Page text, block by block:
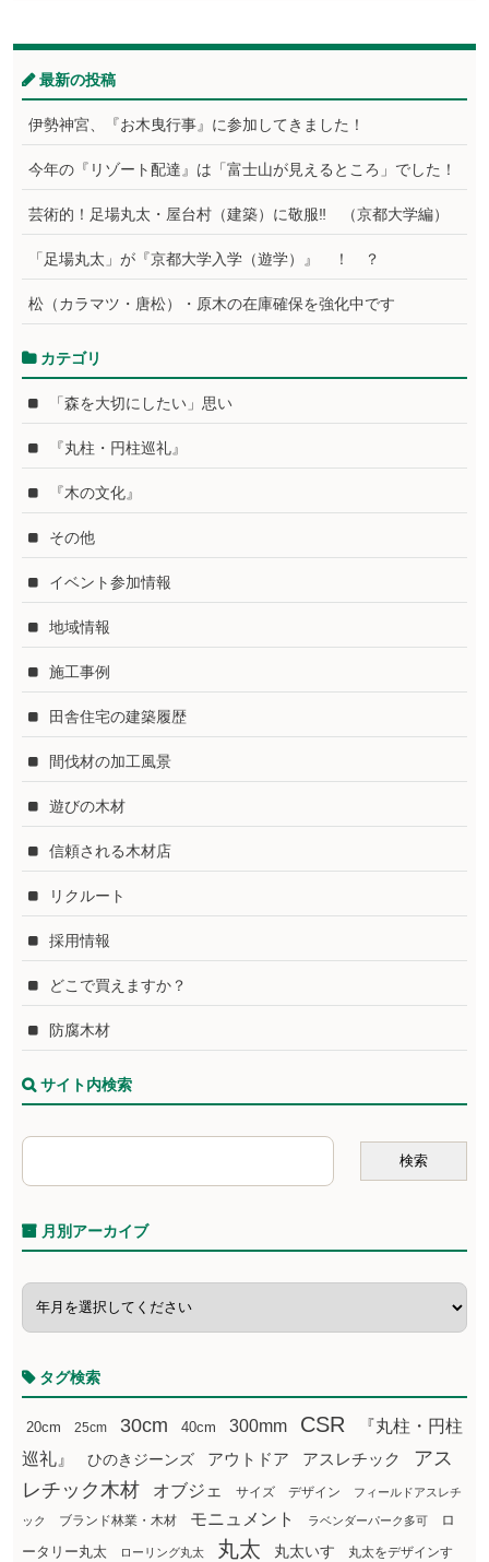
最新の投稿
伊勢神宮、『お木曳行事』に参加してきました！
今年の『リゾート配達』は「富士山が見えるところ」でした！
芸術的！足場丸太・屋台村（建築）に敬服‼ （京都大学編）
「足場丸太」が『京都大学入学（遊学）』 ！ ？
松（カラマツ・唐松）・原木の在庫確保を強化中です
カテゴリ
「森を大切にしたい」思い
『丸柱・円柱巡礼』
『木の文化』
その他
イベント参加情報
地域情報
施工事例
田舎住宅の建築履歴
間伐材の加工風景
遊びの木材
信頼される木材店
リクルート
採用情報
どこで買えますか？
防腐木材
サイト内検索
月別アーカイブ
タグ検索
20cm 25cm 30cm 40cm 300mm CSR
『丸柱・円柱
巡礼』
ひのきジーンズ アウトドア アスレチック
アス
レチック木材
オブジェ サイズ デザイン フィールドアスレチ
ック ブランド林業・木材 モニュメント ラベンダーパーク多可
ロ
ータリー丸太
ローリング丸太 丸太 丸太いす
丸太をデザインす